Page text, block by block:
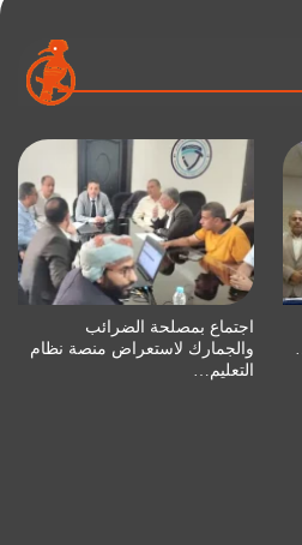
اجتماع بمصلحة الضرائب
والجمارك لاستعراض منصة نظام
التعليم…